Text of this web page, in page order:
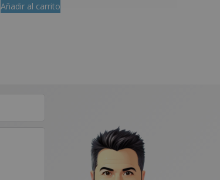
Añadir al carrito